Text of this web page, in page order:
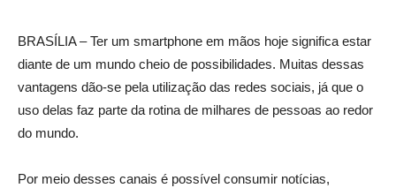
BRASÍLIA – Ter um smartphone em mãos hoje significa estar
diante de um mundo cheio de possibilidades. Muitas dessas
vantagens dão-se pela utilização das redes sociais, já que o
uso delas faz parte da rotina de milhares de pessoas ao redor
do mundo.
Por meio desses canais é possível consumir notícias,